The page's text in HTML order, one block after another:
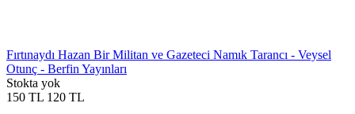
Fırtınaydı Hazan Bir Militan ve Gazeteci Namık Tarancı - Veysel
Otunç - Berfin Yayınları
Stokta yok
150 TL 120 TL